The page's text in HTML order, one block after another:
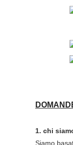
1. chi
Siamo